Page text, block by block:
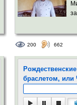
200 662
браслетом, или